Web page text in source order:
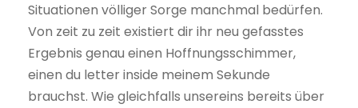
Situationen völliger Sorge manchmal bedürfen.
Von zeit zu zeit existiert dir ihr neu gefasstes
Ergebnis genau einen Hoffnungsschimmer,
einen du letter inside meinem Sekunde
brauchst. Wie gleichfalls unsereins bereits über